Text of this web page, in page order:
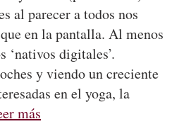
al parecer a todos nos
en la pantalla. Al menos
‘nativos digitales’.
y viendo un creciente
en el yoga, la
más